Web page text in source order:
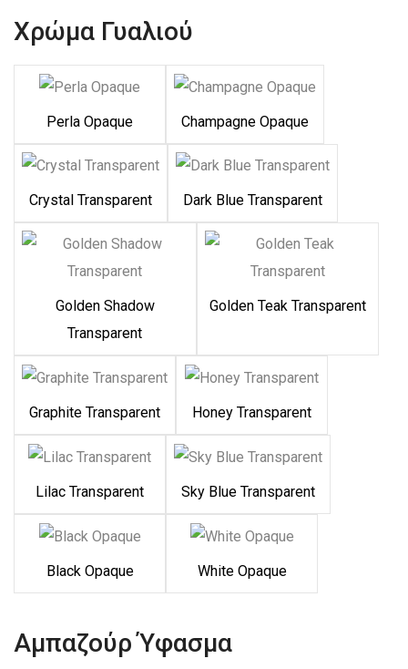
Χρώμα Γυαλιού
Perla Opaque Champagne Opaque
Crystal Transparent Dark Blue Transparent
Golden Shadow
Transparent
Golden Teak Transparent
Graphite Transparent Honey Transparent
Lilac Transparent Sky Blue Transparent
Black Opaque White Opaque
Αμπαζούρ Ύφασμα